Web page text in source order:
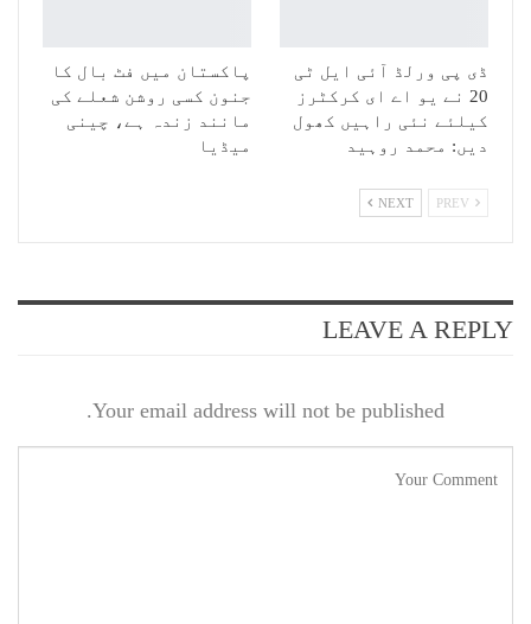
ڈی پی ورلڈ آئی ایل ٹی
20 نے یو اے ای کرکٹرز
کیلئے نئی راہیں کھول
دیں: محمد روہید
پاکستان میں فٹ بال کا
جنون کسی روشن شعلے کی
مانند زندہ ہے، چینی
میڈیا
NEXT
LEAVE A REPLY
Your email address will not be published.